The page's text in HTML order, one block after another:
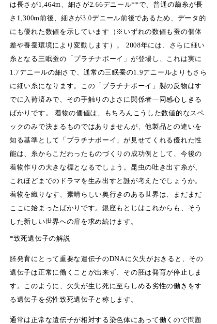
は長さが1,464m、細さが2.66デニール**で、普通の繭糸が長
さ1,300m前後、細さが3.0デニール前後であるため、データ的
にも優れた数値を示しています（※いずれの数値も蚕の個体
差や養蚕環境により変動します）。 2008年には、さらに細い
糸となる三眠蚕の「プラチナボーイ」が登場し、これは実に
1.7デニールの細さで、通常の三眠蚕の1.9デニールよりもさら
に細い糸になります。この「プラチナボーイ」製の反物はす
でに入荷済みで、その手触りのよさに関係者一同感心しきる
ばかりです。 着物の価値は、もちろんこうした数値的なスペ
ックのみで決まるものではありませんが、他製品との違いを
知る基準として「プラチナボーイ」が見せてくれる優れた性
能は、糸からこだわったものづくりの成功例として、今後の
着物作りの大きな標となるでしょう。昆虫の吐き出す糸が、
これほどまでのドラマを生み出すと誰が考えたでしょうか。
着物を織りなす、素晴らしい奥行きのある世界は、まだまだ
ここに始まったばかりです。銀座もとじはこれからも、そう
した新しい世界への扉を求め続けます。
*致死遺伝子の解説
胚発育にとって重要な遺伝子のDNAに欠失がおきると、その
遺伝子は正常に働くことが出来ず、その胚は発育が停止しま
す。このように、欠失が生じ死に至らしめる劣性の働きをす
る遺伝子を劣性致死遺伝子と称します。
通常は正常な遺伝子が相対する染色体にあって働くので問題